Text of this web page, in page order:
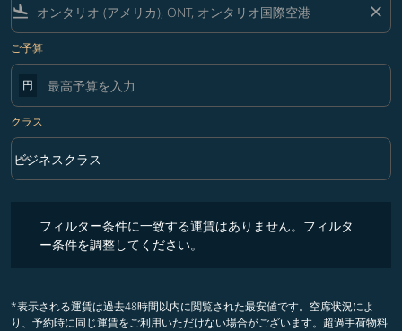
flight_land close
ご予算
円
クラス
クラス option ビジネスクラス Selected
ビジネスクラス
keyboard_arrow_down
フィルター条件に一致する運賃はありません。フィルタ
ー条件を調整してください。
*表示される運賃は過去48時間以内に閲覧された最安値です。空席状況によ
り、予約時に同じ運賃をご利用いただけない場合がございます。超過手荷物料